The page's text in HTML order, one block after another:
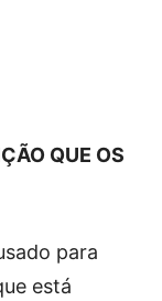
QUE OS
para
está